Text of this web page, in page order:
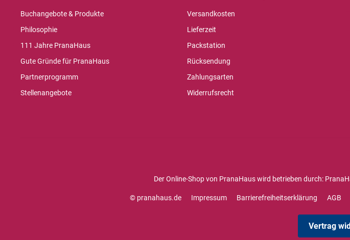
Buchangebote & Produkte
Philosophie
111 Jahre PranaHaus
Gute Gründe für PranaHaus
Partnerprogramm
Stellenangebote
Versandkosten
Lieferzeit
Packstation
Rücksendung
Zahlungsarten
Widerrufsrecht
Der Online-Shop von PranaHaus wird betrieben durch:
© pranahaus.de Impressum Barrierefreiheitserklärung AGB
Vertrag